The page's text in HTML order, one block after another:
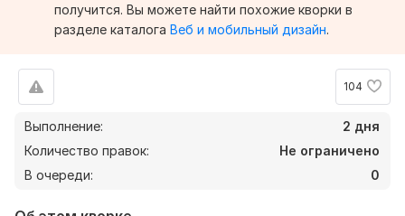
впрофиле
получится. Вы можете найти похожие кворки в
разделе каталога Веб и мобильный дизайн.
104
Выполнение:
2 дня
Количество правок:
Не ограничено
В очереди:
0